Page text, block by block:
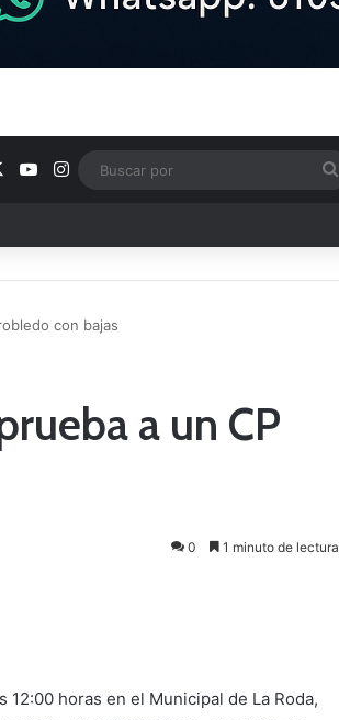
YouTube
Instagram
con bajas
a un CP
0 1 minuto de lectura
horas en el Municipal de La Roda,